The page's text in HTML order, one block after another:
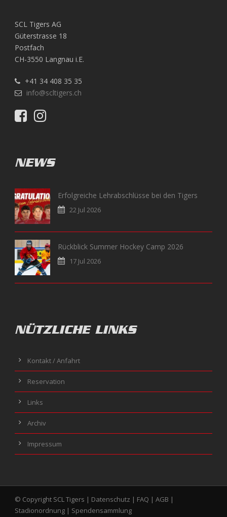
SCL Tigers AG
Güterstrasse 18
Postfach
CH-3550 Langnau i.E.
+41 34 408 35 35
info@scltigers.ch
NEWS
Erfolgreiche Lehrabschlüsse bei den Tigers
22 Jul 2026
Rückblick Summer Hockey Camp 2026
17 Jul 2026
NÜTZLICHE LINKS
Kontakt / Anfahrt
Reservation
Links
Archiv
Impressum
© Copyright SCL Tigers | Datenschutz | FAQ | AGB |
Stadionordnung | Spendensammlung